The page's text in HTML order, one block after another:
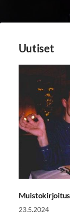
Uutiset
23.5.2024